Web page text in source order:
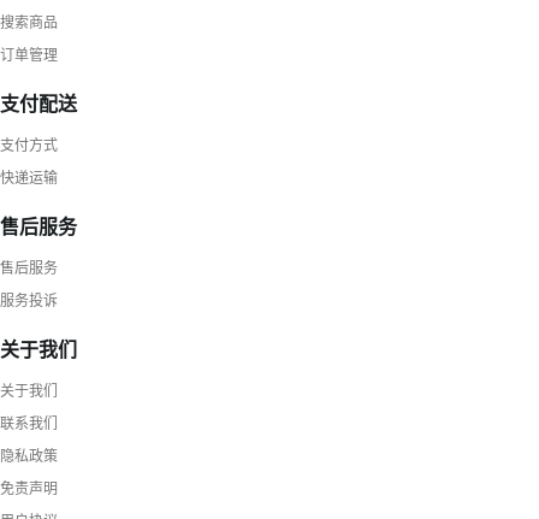
搜索商品
订单管理
支付配送
支付方式
快递运输
售后服务
售后服务
服务投诉
关于我们
关于我们
联系我们
隐私政策
免责声明